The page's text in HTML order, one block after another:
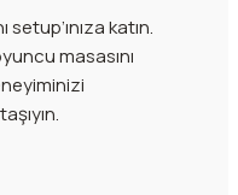
setup’ınıza katın.
masasını